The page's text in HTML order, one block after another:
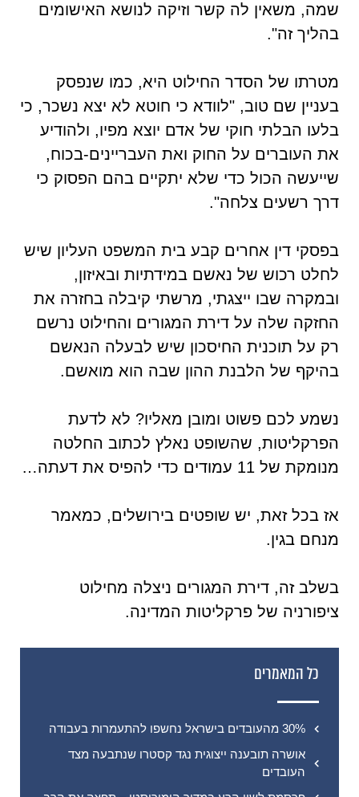
כל המאמרים
30% מהעובדים בישראל נחשפו להתעמרות בעבודה
אושרה תובענה ייצוגית נגד קסטרו שנתבעה מצד
העובדים
שמה, משאין לה קשר וזיקה לנושא האישומים
בהליך זה".
מטרתו של הסדר החילוט היא, כמו שנפסק
בעניין שם טוב, "לוודא כי חוטא לא יצא נשכר, כי
בלעו הבלתי חוקי של אדם יוצא מפיו, ולהודיע
את העוברים על החוק ואת העבריינים-בכוח,
שייעשה הכול כדי שלא יתקיים בהם הפסוק כי
דרך רשעים צלחה".
בפסקי דין אחרים קבע בית המשפט העליון שיש
לחלט רכוש של נאשם במידתיות ובאיזון,
ובמקרה שבו ייצגתי, מרשתי קיבלה בחזרה את
החזקה שלה על דירת המגורים והחילוט נרשם
רק על תוכנית החיסכון שיש לבעלה הנאשם
בהיקף של הלבנת ההון שבה הוא מואשם.
נשמע לכם פשוט ומובן מאליו? לא לדעת
הפרקליטות, שהשופט נאלץ לכתוב החלטה
מנומקת של 11 עמודים כדי להפיס את דעתה…
אז בכל זאת, יש שופטים בירושלים, כמאמר
מנחם בגין.
בשלב זה, דירת המגורים ניצלה מחילוט
ציפורניה של פרקליטות המדינה.